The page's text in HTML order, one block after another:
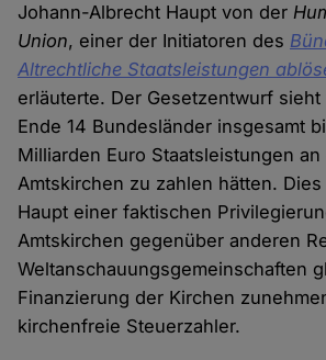
Johann-Albrecht Haupt von der
Union, einer der Initiatoren des
Altrechtliche Staatsleistungen
erläuterte. Der Gesetzentwurf sieht
Ende 14 Bundesländer insgesamt
Milliarden Euro Staatsleistungen
Amtskirchen zu zahlen hätten. Dies
Haupt einer faktischen
Amtskirchen gegenüber anderen
Weltanschauungsgemeinschaften
Finanzierung der Kirchen
kirchenfreie Steuerzahler.